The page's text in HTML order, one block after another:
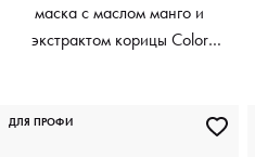
маска с маслом манго и
экстрактом корицы Color
ДЛЯ ПРОФИ